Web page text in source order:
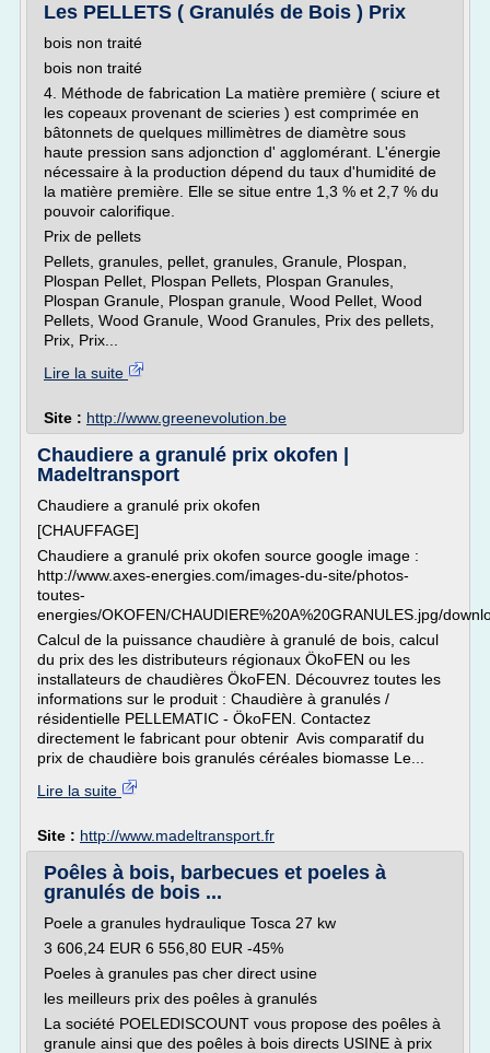
Les PELLETS ( Granulés de Bois ) Prix
bois non traité
bois non traité
4. Méthode de fabrication La matière première ( sciure et
les copeaux provenant de scieries ) est comprimée en
bâtonnets de quelques millimètres de diamètre sous
haute pression sans adjonction d' agglomérant. L'énergie
nécessaire à la production dépend du taux d'humidité de
la matière première. Elle se situe entre 1,3 % et 2,7 % du
pouvoir calorifique.
Prix de pellets
Pellets, granules, pellet, granules, Granule, Plospan,
Plospan Pellet, Plospan Pellets, Plospan Granules,
Plospan Granule, Plospan granule, Wood Pellet, Wood
Pellets, Wood Granule, Wood Granules, Prix des pellets,
Prix, Prix...
Lire la suite
Site : http://www.greenevolution.be
Chaudiere a granulé prix okofen |
Madeltransport
Chaudiere a granulé prix okofen
[CHAUFFAGE]
Chaudiere a granulé prix okofen source google image :
http://www.axes-energies.com/images-du-site/photos-
toutes-
energies/OKOFEN/CHAUDIERE%20A%20GRANULES.jpg/
Calcul de la puissance chaudière à granulé de bois, calcul
du prix des les distributeurs régionaux ÖkoFEN ou les
installateurs de chaudières ÖkoFEN. Découvrez toutes les
informations sur le produit : Chaudière à granulés /
résidentielle PELLEMATIC - ÖkoFEN. Contactez
directement le fabricant pour obtenir Avis comparatif du
prix de chaudière bois granulés céréales biomasse Le...
Lire la suite
Site : http://www.madeltransport.fr
Poêles à bois, barbecues et poeles à
granulés de bois ...
Poele a granules hydraulique Tosca 27 kw
3 606,24 EUR 6 556,80 EUR -45%
Poeles à granules pas cher direct usine
les meilleurs prix des poêles à granulés
La société POELEDISCOUNT vous propose des poêles à
granule ainsi que des poêles à bois directs USINE à prix